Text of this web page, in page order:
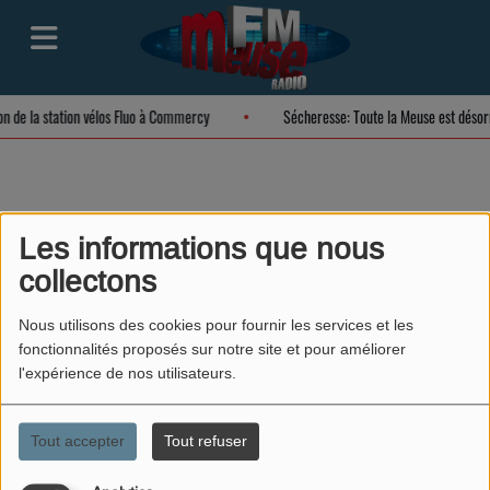
Les informations que nous
collectons
Nous utilisons des cookies pour fournir les services et les
fonctionnalités proposés sur notre site et pour améliorer
l'expérience de nos utilisateurs.
Tout accepter Tout refuser
de la station vélos Fluo à Commercy Sécheresse: Toute la Meuse est
L’auto-manipulation